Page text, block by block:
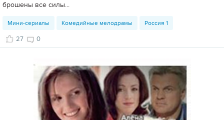
брошены все силы...
Мини-сериалы Комедийные мелодрамы Россия 1
27 0